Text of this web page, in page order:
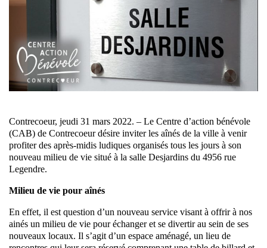
Contrecoeur, jeudi 31 mars 2022. – Le Centre d’action bénévole
(CAB) de Contrecoeur désire inviter les aînés de la ville à venir
profiter des après-midis ludiques organisés tous les jours à son
nouveau milieu de vie situé à la salle Desjardins du 4956 rue
Legendre.
Milieu de vie pour aînés
En effet, il est question d’un nouveau service visant à offrir à nos
ainés un milieu de vie pour échanger et se divertir au sein de ses
nouveaux locaux. Il s’agit d’un espace aménagé, un lieu de